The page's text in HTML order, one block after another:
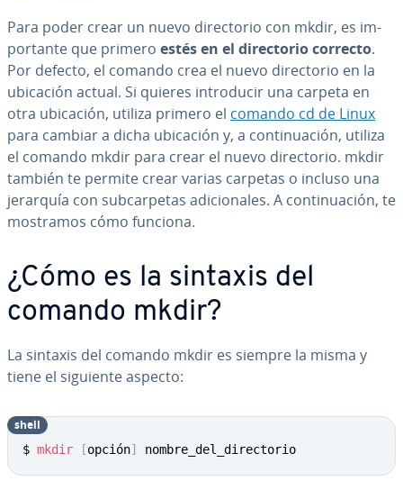
Para poder crear un nuevo di­re­c­to­rio con mkdir, es im­
po­r­ta­n­te que primero estés en el di­re­c­to­rio correcto.
Por defecto, el comando crea el nuevo di­re­c­to­rio en la
ubicación actual. Si quieres in­tro­du­cir una carpeta en
otra ubicación, utiliza primero el comando cd de Linux
para cambiar a dicha ubicación y, a co­n­ti­nua­ción, utiliza
el comando mkdir para crear el nuevo di­re­c­to­rio. mkdir
también te permite crear varias carpetas o incluso una
jerarquía con su­b­ca­r­pe­tas adi­cio­na­les. A co­n­ti­nua­ción, te
mostramos cómo funciona.
¿Cómo es la sintaxis del
comando mkdir?
La sintaxis del comando mkdir es siempre la misma y
tiene el siguiente aspecto:
$ mkdir [opción] nombre_del_directorio
shell